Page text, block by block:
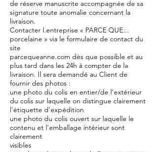
de réserve manuscrite accompagnée de sa
signature toute anomalie concernant la
livraison.
Contacter l.entreprise « PARCE QUE...
porcelaine » via le formulaire de contact du
site
parcequeanne.com dès que possible et au
plus tard dans les 24h à compter de la
livraison. Il sera demandé au Client de
fournir des photos :
une photo du colis en entier/de l'extérieur
du colis sur laquelle on distingue clairement
l'étiquette d'expédition
une photo du colis ouvert sur laquelle le
contenu et l'emballage intérieur sont
clairement
visibles